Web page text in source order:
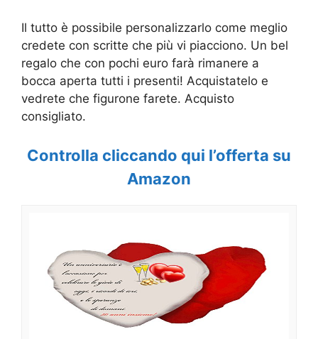
Il tutto è possibile personalizzarlo come meglio
credete con scritte che più vi piacciono. Un bel
regalo che con pochi euro farà rimanere a
bocca aperta tutti i presenti! Acquistatelo e
vedrete che figurone farete. Acquisto
consigliato.
Controlla cliccando qui l’offerta su
Amazon